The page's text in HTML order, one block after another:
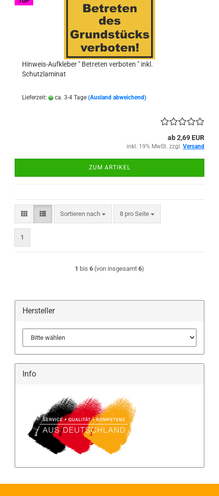
Hinweis-Aufkleber " Betreten verboten " inkl.
Schutzlaminat
Lieferzeit: ca. 3-4 Tage (Ausland abweichend)
ab 2,69 EUR
inkl. 19% MwSt. zzgl. Versand
ZUM ARTIKEL
Sortieren nach
Sortieren nach 8 pro Seite
pro Seite
1
1 bis 6 (von insgesamt 6)
Hersteller
Info